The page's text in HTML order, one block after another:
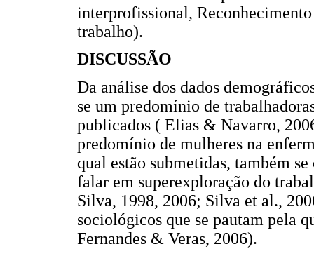
interprofissional,
trabalho).
DISCUSSÃO
Da análise dos dados
se um predomínio de
publicados ( Elias & Navarro,
predomínio de mulheres na
qual estão submetidas, também
falar em superexploração do
Silva, 1998, 2006; Silva et al.,
sociológicos que se pautam pela
Fernandes & Veras, 2006).